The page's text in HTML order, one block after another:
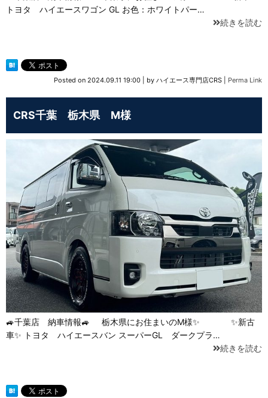
トヨタ ハイエースワゴン GL お色：ホワイトパー…
続きを読む
Posted on 2024.09.11 19:00 by ハイエース専門店CRS Perma Link
CRS千葉 栃木県 M様
🚙千葉店 納車情報🚙 栃木県にお住まいのM様✨ ✨新古
車✨ トヨタ ハイエースバン スーパーGL ダークプラ…
続きを読む